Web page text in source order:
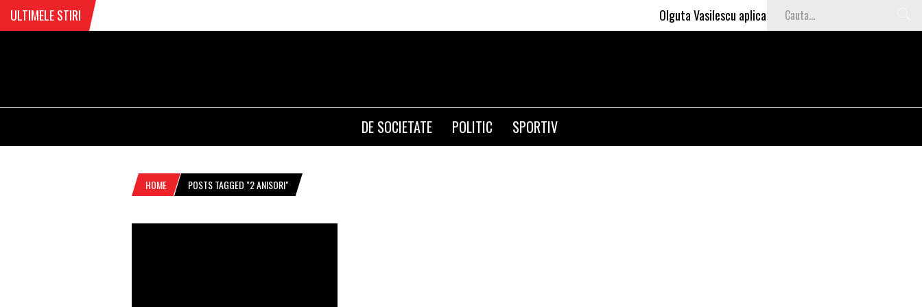
ULTIMELE STIRI Olguta Vasilescu aplica invataturile lui Nea Marin:
DE SOCIETATE POLITIC SPORTIV
HOME POSTS TAGGED "2 ANISORI"